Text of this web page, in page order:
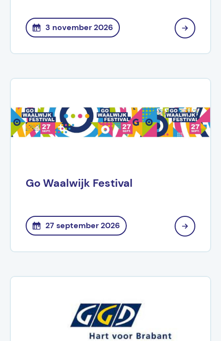
3 november 2026
Go Waalwijk Festival
27 september 2026